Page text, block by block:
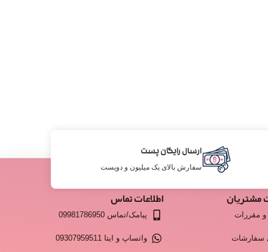
ارسال رایگان پست
سفارش بالای یک میلیون و دویست
مشتریان
مقررات
سفارشات
اطلاعات تماس
پیامک/تماس 09981786950
واتساپ و ایتا 09307959511